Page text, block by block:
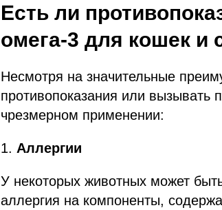
Есть ли
омега-3 для кошек и
Несмотря на значительные
противопоказания или
чрезмерном применении:
1. Аллергии
У некоторых животных может
аллергия на компоненты,